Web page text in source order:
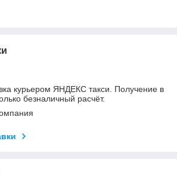
курьером ЯНДЕКС такси. Получение в
безналичный расчёт.